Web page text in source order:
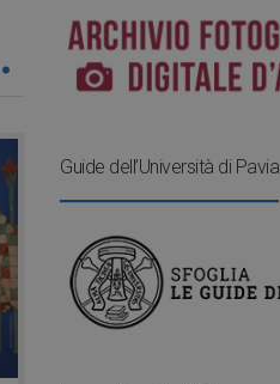
Guide dell’Università di Pavia